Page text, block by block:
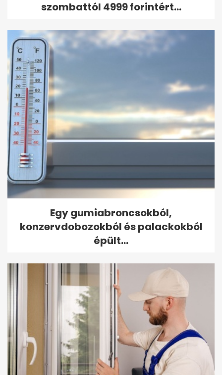
szombattól 4999 forintért...
Egy gumiabroncsokból,
konzervdobozokból és palackokból
épült...